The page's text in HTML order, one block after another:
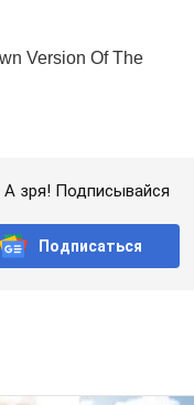
зря! Подписывайся
Подписаться